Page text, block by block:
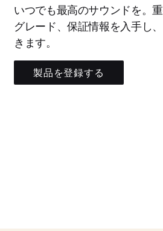
いつでも最高のサウンドを。
グレード、保証情報を入手し
きます。
製品を登録する